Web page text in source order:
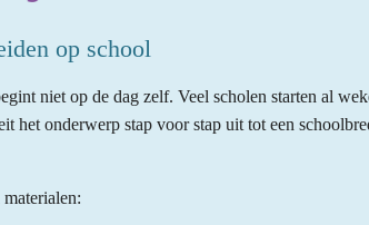
op school
niet op de dag zelf. Veel scholen starten al
het onderwerp stap voor stap uit tot een